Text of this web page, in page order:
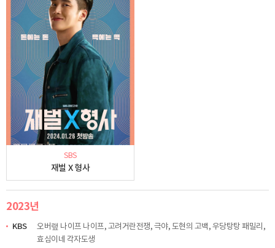
SBS
재벌 X 형사
2023년
KBS
오버랲 나이프 나이프, 고려거란전쟁, 극야, 도현의 고백, 우당탕탕 패밀리,
효심이네 각자도생